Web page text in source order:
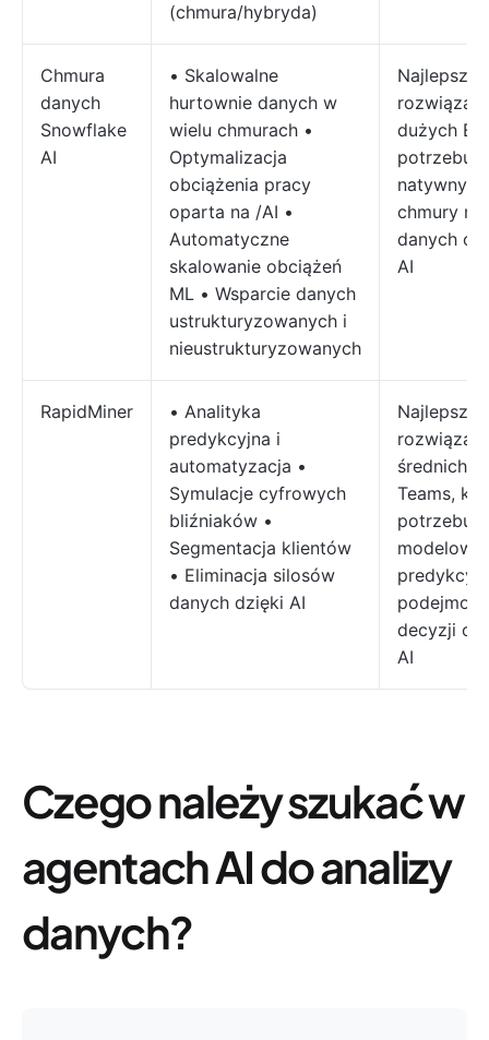
(chmura/hybryda)
Chmura
danych
Snowflake
AI
• Skalowalne
hurtownie danych w
wielu chmurach •
Optymalizacja
obciążenia pracy
oparta na /AI •
Automatyczne
skalowanie obciążeń
ML • Wsparcie danych
ustrukturyzowanych i
nieustrukturyzowanych
Najlepsze
dużych
chmury
danych
AI
RapidMiner
• Analityka
predykcyjna i
automatyzacja •
Symulacje cyfrowych
bliźniaków •
Segmentacja klientów
• Eliminacja silosów
danych dzięki AI
Najlepsze
średnich i
Teams,
potrzebują
decyzji
AI
Czego należy szukać w
agentach AI do analizy
danych?